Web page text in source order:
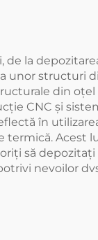
la
unor structuri
din oțel
CNC și
în
Acest
să
nevoilor